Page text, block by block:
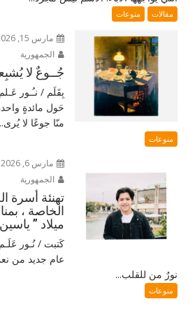
مقالات منوعات
مارس 15, 2026
الجمهورية
جُــوعٌ لا
بِقَلَم / نـُـور
حَول مائدةٍ
منّا جوعًا لا
منوعات
مارس 6, 2026
الجمهورية
تهنئة أسرة
الخاصة ،
ميلاد ”
كَتبت / نُـور
عام جديد من
نورٌ من للقلب...
منوعات